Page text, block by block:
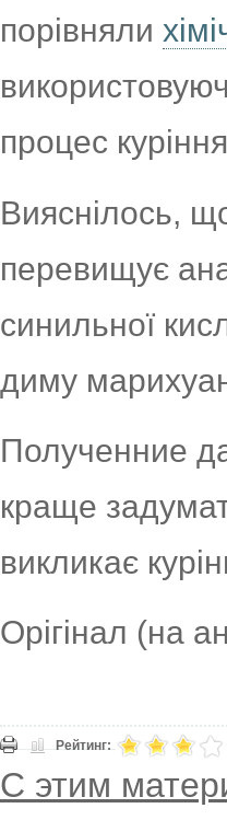
порівняли
процес
Вияснілось,
перевищує
синильної
диму
Полученние
краще
викликає
Орігінал (на
Рейтинг:
С этим